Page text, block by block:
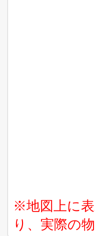
※地図上に
り、実際の